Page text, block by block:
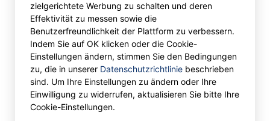
zielgerichtete Werbung zu schalten und deren
Effektivität zu messen sowie die
Benutzerfreundlichkeit der Plattform zu verbessern.
Indem Sie auf OK klicken oder die Cookie-
Einstellungen ändern, stimmen Sie den Bedingungen
zu, die in unserer Datenschutzrichtlinie beschrieben
sind. Um Ihre Einstellungen zu ändern oder Ihre
Einwilligung zu widerrufen, aktualisieren Sie bitte Ihre
Cookie-Einstellungen.